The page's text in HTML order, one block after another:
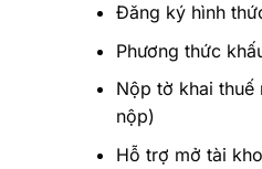
Đăng ký hình
Phương thức
Nộp tờ khai thuế
nộp)
Hỗ trợ mở tài